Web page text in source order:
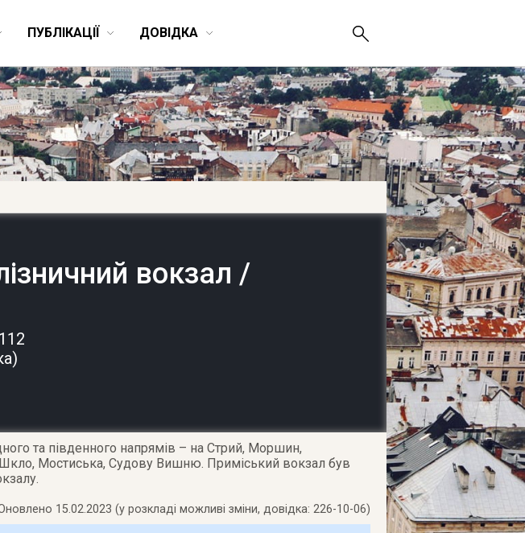
ПУБЛІКАЦІЇ ДОВІДКА
вокзал /
та південного напрямів – на Стрий, Моршин,
Мостиська, Судову Вишню. Приміський вокзал був
15.02.2023 (у розкладі можливі зміни, довідка: 226-10-06)